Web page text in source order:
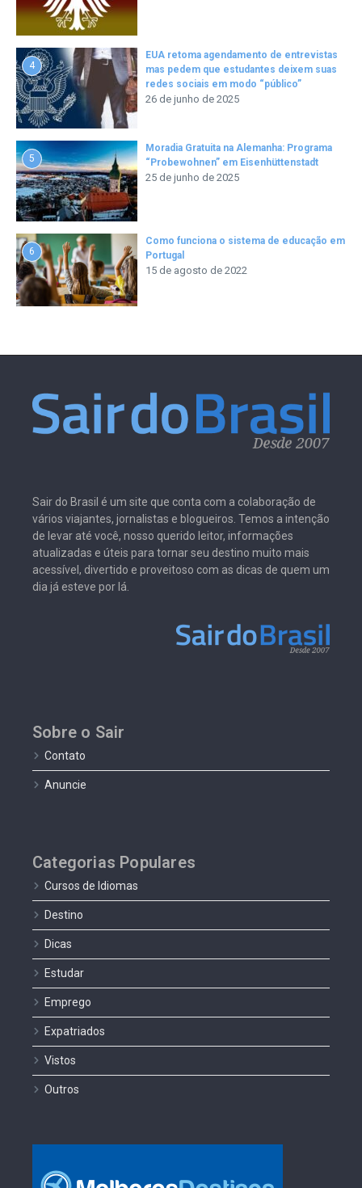
4
EUA retoma agendamento de entrevistas
mas pedem que estudantes deixem suas
redes sociais em modo “público”
26 de junho de 2025
5
Moradia Gratuita na Alemanha: Programa
“Probewohnen” em Eisenhüttenstadt
25 de junho de 2025
6
Como funciona o sistema de educação em
Portugal
15 de agosto de 2022
Sair do Brasil é um site que conta com a colaboração de
vários viajantes, jornalistas e blogueiros. Temos a intenção
de levar até você, nosso querido leitor, informações
atualizadas e úteis para tornar seu destino muito mais
acessível, divertido e proveitoso com as dicas de quem um
dia já esteve por lá.
Sobre o Sair
Contato
Anuncie
Categorias Populares
Cursos de Idiomas
Destino
Dicas
Estudar
Emprego
Expatriados
Vistos
Outros